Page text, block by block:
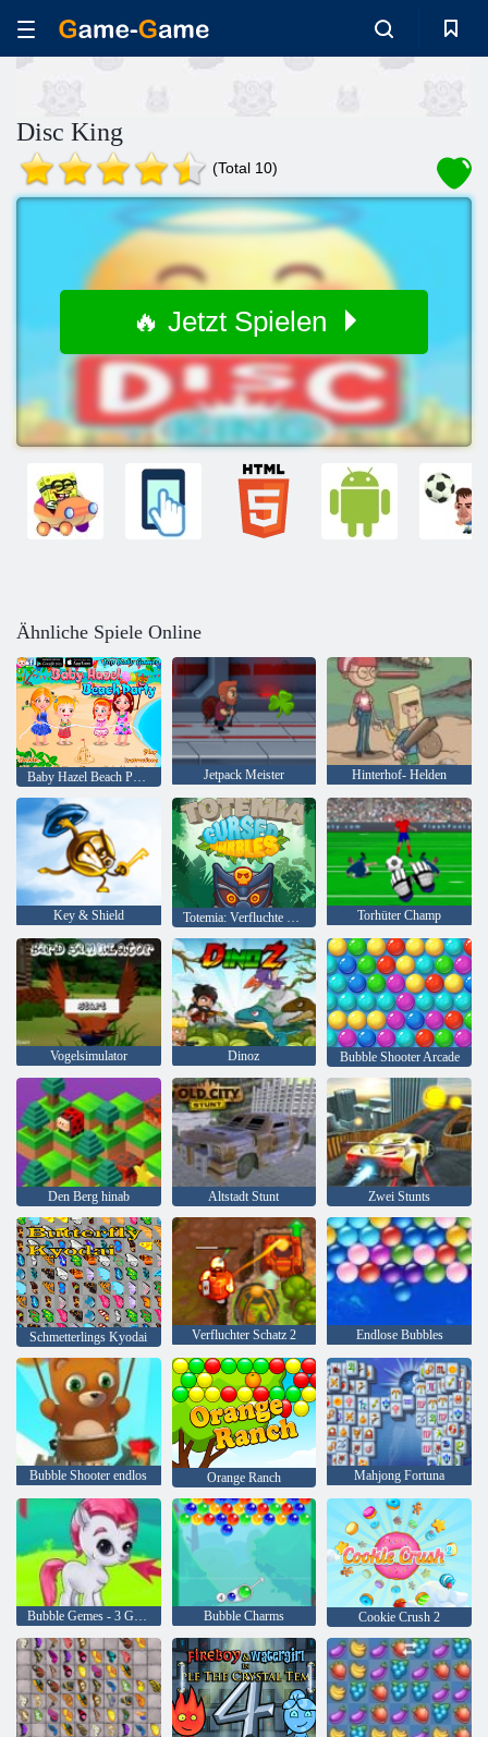
Disc King
(Total 10)
🔥 Jetzt Spielen
Ähnliche Spiele Online
Baby Hazel Beach Party Jetpack Meister Hinterhof- Helden
Key & Shield Torhüter Champ
Vogelsimulator Dinoz Bubble Shooter Arcade
Den Berg hinab Altstadt Stunt Zwei Stunts
Schmetterlings Kyodai Verfluchter Schatz 2 Endlose Bubbles
Bubble Shooter endlos Orange Ranch Mahjong Fortuna
Bubble Gemes - 3 Gewinnt Bubble Charms Cookie Crush 2